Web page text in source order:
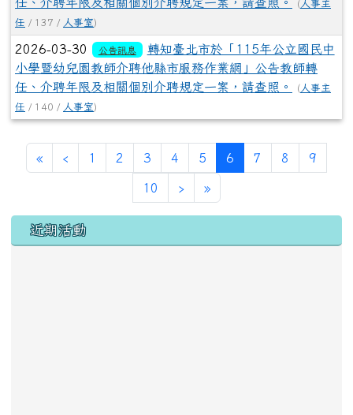
任、介聘年限及相關個別介聘規定一案，請查照。
( 人事主
任 / 137 / 人事室)
2026-03-30 公告訊息
轉知臺北市於「115年公立國民中
小學暨幼兒園教師介聘他縣市服務作業網」公告教師轉
任、介聘年限及相關個別介聘規定一案，請查照。
( 人事主
任 / 140 / 人事室)
«第一頁
‹ 上一頁
1 2 3 4 5 6 (目前頁次)
7 8 9
10 ›下一頁
»最後頁
左邊區域內容
近期活動